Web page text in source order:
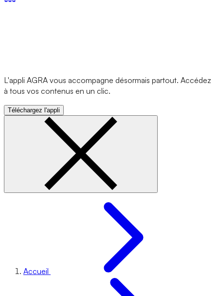
L'appli AGRA vous accompagne désormais partout. Accédez
à tous vos contenus en un clic.
Téléchargez l'appli
Accueil